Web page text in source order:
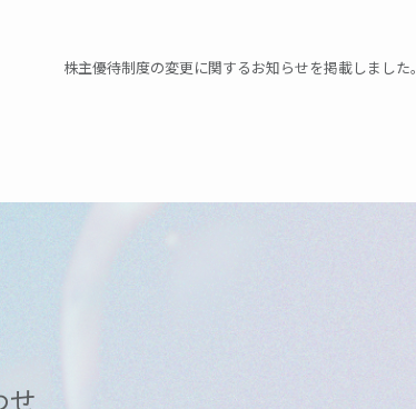
株主優待制度の変更に関するお知らせを掲載しました。
せ